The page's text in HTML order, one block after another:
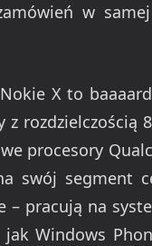
w
X to
z rozdzielczością
procesory
swój segment
– pracują na
jak Windows